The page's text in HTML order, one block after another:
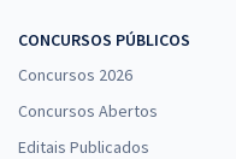
CONCURSOS PÚBLICOS
Concursos 2026
Concursos Abertos
Editais Publicados